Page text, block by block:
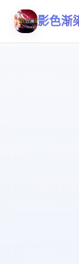
影色渐